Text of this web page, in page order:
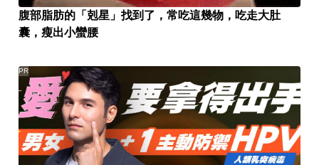
腹部脂肪的「剋星」找到了，常吃這幾物，吃走大肚
囊，瘦出小蠻腰
PR